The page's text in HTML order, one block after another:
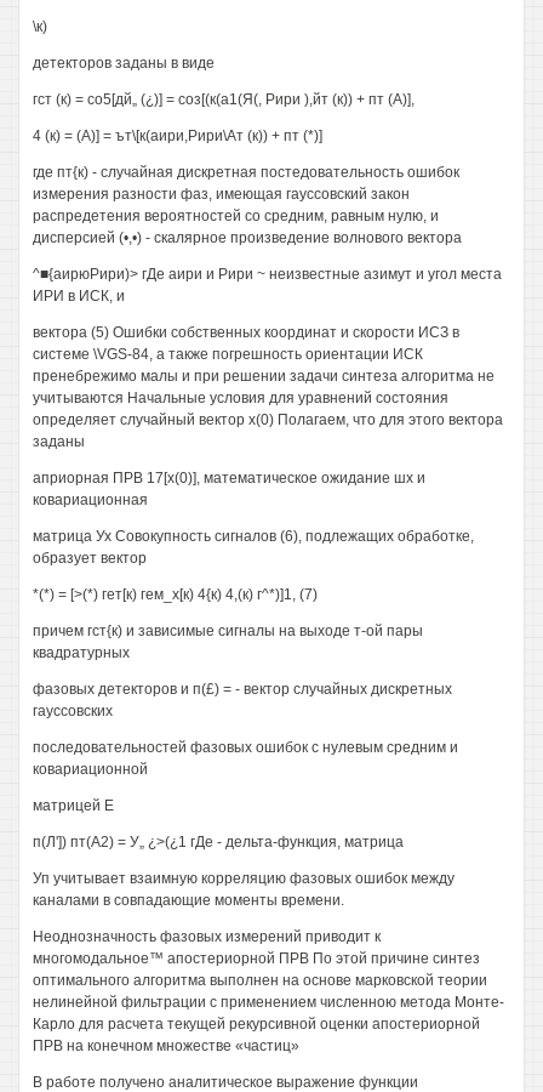
\к)
детекторов заданы в виде
гст (к) = со5[дй„ (¿)] = соз[(к(а1(Я(, Рири ),йт (к)) + пт (А)],
4 (к) = (А)] = ът\[к(аири,Рири\Ат (к)) + пт (*)]
где пт{к) - случайная дискретная постедовательность ошибок
измерения разности фаз, имеющая гауссовский закон
распредетения вероятностей со средним, равным нулю, и
дисперсией (•,•) - скалярное произведение волнового вектора
^■{аирюРири)> гДе аири и Рири ~ неизвестные азимут и угол места
ИРИ в ИСК, и
вектора (5) Ошибки собственных координат и скорости ИСЗ в
системе \VGS-84, а также погрешность ориентации ИСК
пренебрежимо малы и при решении задачи синтеза алгоритма не
учитываются Начальные условия для уравнений состояния
определяет случайный вектор х(0) Полагаем, что для этого вектора
заданы
априорная ПРВ 17[х(0)], математическое ожидание шх и
ковариационная
матрица Ух Совокупность сигналов (6), подлежащих обработке,
образует вектор
*(*) = [>(*) гет[к) гем_х[к) 4{к) 4,(к) г^*)]1, (7)
причем гст{к) и зависимые сигналы на выходе т-ой пары
квадратурных
фазовых детекторов и п(£) = - вектор случайных дискретных
гауссовских
последовательностей фазовых ошибок с нулевым средним и
ковариационной
матрицей Е
п(Л']) пт(А2) = У„ ¿>(¿1 гДе - дельта-функция, матрица
Уп учитывает взаимную корреляцию фазовых ошибок между
каналами в совпадающие моменты времени.
Неоднозначность фазовых измерений приводит к
многомодальное™ апостериорной ПРВ По этой причине синтез
оптимального алгоритма выполнен на основе марковской теории
нелинейной фильтрации с применением численною метода Монте-
Карло для расчета текущей рекурсивной оценки апостериорной
ПРВ на конечном множестве «частиц»
В работе получено аналитическое выражение функции